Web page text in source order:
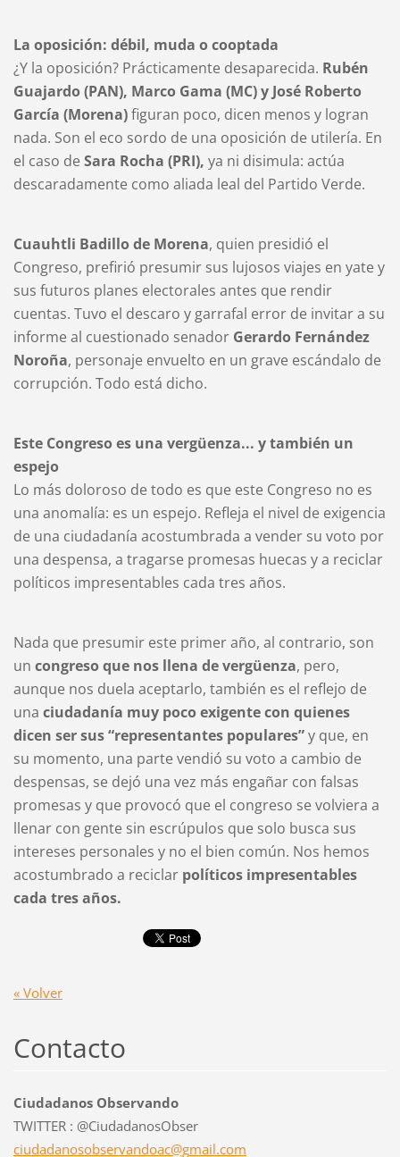
La oposición: débil, muda o cooptada
¿Y la oposición? Prácticamente desaparecida. Rubén
Guajardo (PAN), Marco Gama (MC) y José Roberto
García (Morena)figuran poco, dicen menos y logran
nada. Son el eco sordo de una oposición de utilería. En
el caso de Sara Rocha (PRI), ya ni disimula: actúa
descaradamente como aliada leal del Partido Verde.
Cuauhtli Badillo de Morena, quien presidió el
Congreso, prefirió presumir sus lujosos viajes en yate y
sus futuros planes electorales antes que rendir
cuentas. Tuvo el descaro y garrafal error de invitar a su
informe al cuestionado senador Gerardo Fernández
Noroña, personaje envuelto en un grave escándalo de
corrupción. Todo está dicho.
Este Congreso es una vergüenza... y también un
espejo
Lo más doloroso de todo es que este Congreso no es
una anomalía: es un espejo. Refleja el nivel de exigencia
de una ciudadanía acostumbrada a vender su voto por
una despensa, a tragarse promesas huecas y a reciclar
políticos impresentables cada tres años.
Nada que presumir este primer año, al contrario, son
un congreso que nos llena de vergüenza, pero,
aunque nos duela aceptarlo, también es el reflejo de
una ciudadanía muy poco exigente con quienes
dicen ser sus “representantes populares”y que, en
su momento, una parte vendió su voto a cambio de
despensas, se dejó una vez más engañar con falsas
promesas y que provocó que el congreso se volviera a
llenar con gente sin escrúpulos que solo busca sus
intereses personales y no el bien común. Nos hemos
acostumbrado a reciclar políticos impresentables
cada tres años.
« Volver
Contacto
Ciudadanos Observando
TWITTER : @CiudadanosObser
ciudadanosobservandoac@gmail.com